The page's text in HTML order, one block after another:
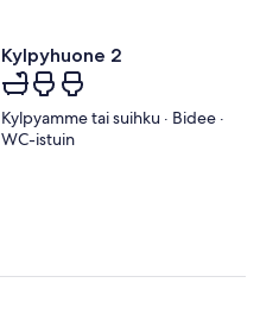
Kylpyhuone 2
Kylpyamme tai suihku · Bidee ·
WC-istuin